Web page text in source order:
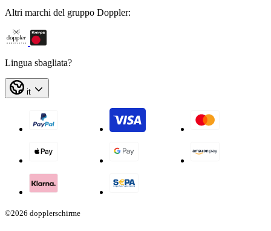
Altri marchi del gruppo Doppler:
Lingua sbagliata?
it
©2026 dopplerschirme